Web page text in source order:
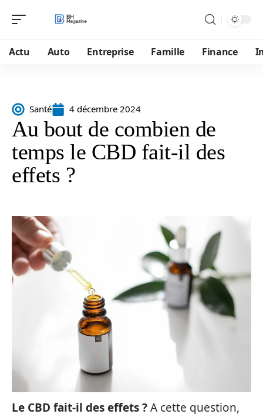
Actu Auto Entreprise Famille Finance
Santé 4 décembre 2024
Au bout de combien de
temps le CBD fait-il des
effets ?
Le CBD fait-il des effets ?A cette question,